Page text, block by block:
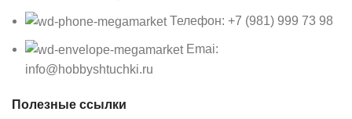
Телефон: +7 (981) 999 73 98
Emai:
info@hobbyshtuchki.ru
Полезные ссылки